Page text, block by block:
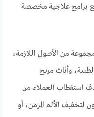
برامج علاجية مخصصة
من الأصول اللازمة،
وأثاث مريح
استقطاب العملاء من
لتخفيف الألم المزمن، أو